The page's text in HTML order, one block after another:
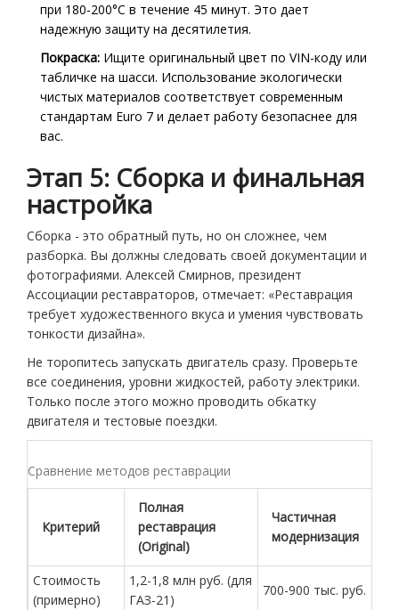
при 180-200°C в течение 45 минут. Это дает
надежную защиту на десятилетия.
Покраска: Ищите оригинальный цвет по VIN-коду или
табличке на шасси. Использование экологически
чистых материалов соответствует современным
стандартам Euro 7 и делает работу безопаснее для
вас.
Этап 5: Сборка и финальная
настройка
Сборка - это обратный путь, но он сложнее, чем
разборка. Вы должны следовать своей документации и
фотографиями. Алексей Смирнов, президент
Ассоциации реставраторов, отмечает: «Реставрация
требует художественного вкуса и умения чувствовать
тонкости дизайна».
Не торопитесь запускать двигатель сразу. Проверьте
все соединения, уровни жидкостей, работу электрики.
Только после этого можно проводить обкатку
двигателя и тестовые поездки.
Сравнение методов реставрации
Критерий
Полная
реставрация
(Original)
Частичная
модернизация
Стоимость
(примерно)
1,2-1,8 млн руб. (для
ГАЗ-21)
700-900 тыс. руб.